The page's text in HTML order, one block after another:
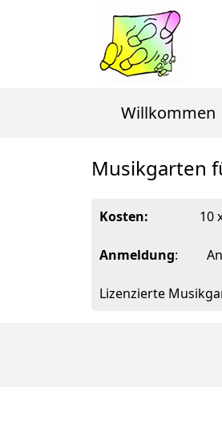
Willkommen
Musikgarten
Kosten: 10
Anmeldung: Anna
Lizenzierte